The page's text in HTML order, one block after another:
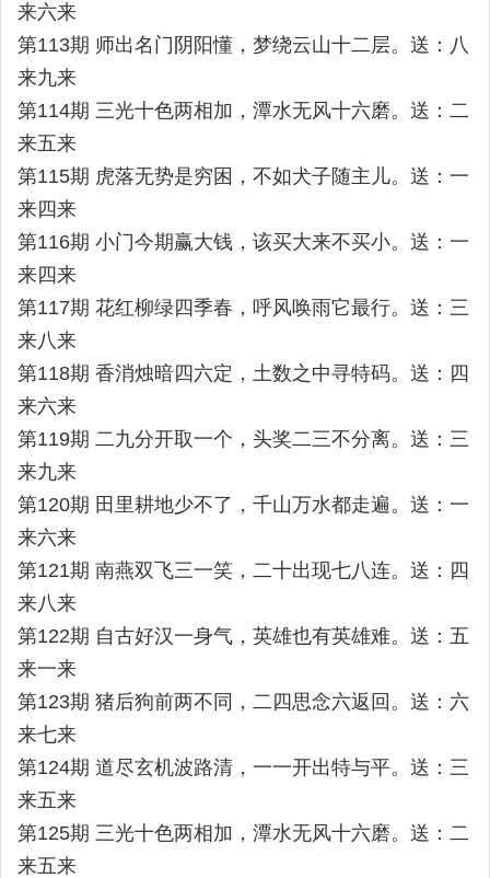
来六来
第113期 师出名门阴阳懂，梦绕云山十二层。送：八
来九来
第114期 三光十色两相加，潭水无风十六磨。送：二
来五来
第115期 虎落无势是穷困，不如犬子随主儿。送：一
来四来
第116期 小门今期赢大钱，该买大来不买小。送：一
来四来
第117期 花红柳绿四季春，呼风唤雨它最行。送：三
来八来
第118期 香消烛暗四六定，土数之中寻特码。送：四
来六来
第119期 二九分开取一个，头奖二三不分离。送：三
来九来
第120期 田里耕地少不了，千山万水都走遍。送：一
来六来
第121期 南燕双飞三一笑，二十出现七八连。送：四
来八来
第122期 自古好汉一身气，英雄也有英雄难。送：五
来一来
第123期 猪后狗前两不同，二四思念六返回。送：六
来七来
第124期 道尽玄机波路清，一一开出特与平。送：三
来五来
第125期 三光十色两相加，潭水无风十六磨。送：二
来五来